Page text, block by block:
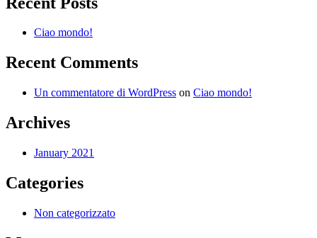
Ciao mondo!
Recent Comments
Un commentatore di WordPress on Ciao mondo!
Archives
January 2021
Categories
Non categorizzato